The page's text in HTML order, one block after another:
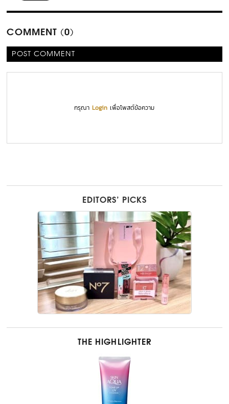
COMMENT (0)
POST COMMENT
กรุณาLogin เพื่อโพสต์ข้อความ
EDITORS’ PICKS
THE HIGHLIGHTER